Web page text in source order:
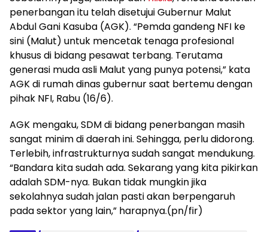
penerbangan itu telah disetujui Gubernur Malut
Abdul Gani Kasuba (AGK). “Pemda gandeng NFI ke
sini (Malut) untuk mencetak tenaga profesional
khusus di bidang pesawat terbang. Terutama
generasi muda asli Malut yang punya potensi,” kata
AGK di rumah dinas gubernur saat bertemu dengan
pihak NFI, Rabu (16/6).
AGK mengaku, SDM di bidang penerbangan masih
sangat minim di daerah ini. Sehingga, perlu didorong.
Terlebih, infrastrukturnya sudah sangat mendukung.
“Bandara kita sudah ada. Sekarang yang kita pikirkan
adalah SDM-nya. Bukan tidak mungkin jika
sekolahnya sudah jalan pasti akan berpengaruh
pada sektor yang lain,” harapnya.(pn/fir)